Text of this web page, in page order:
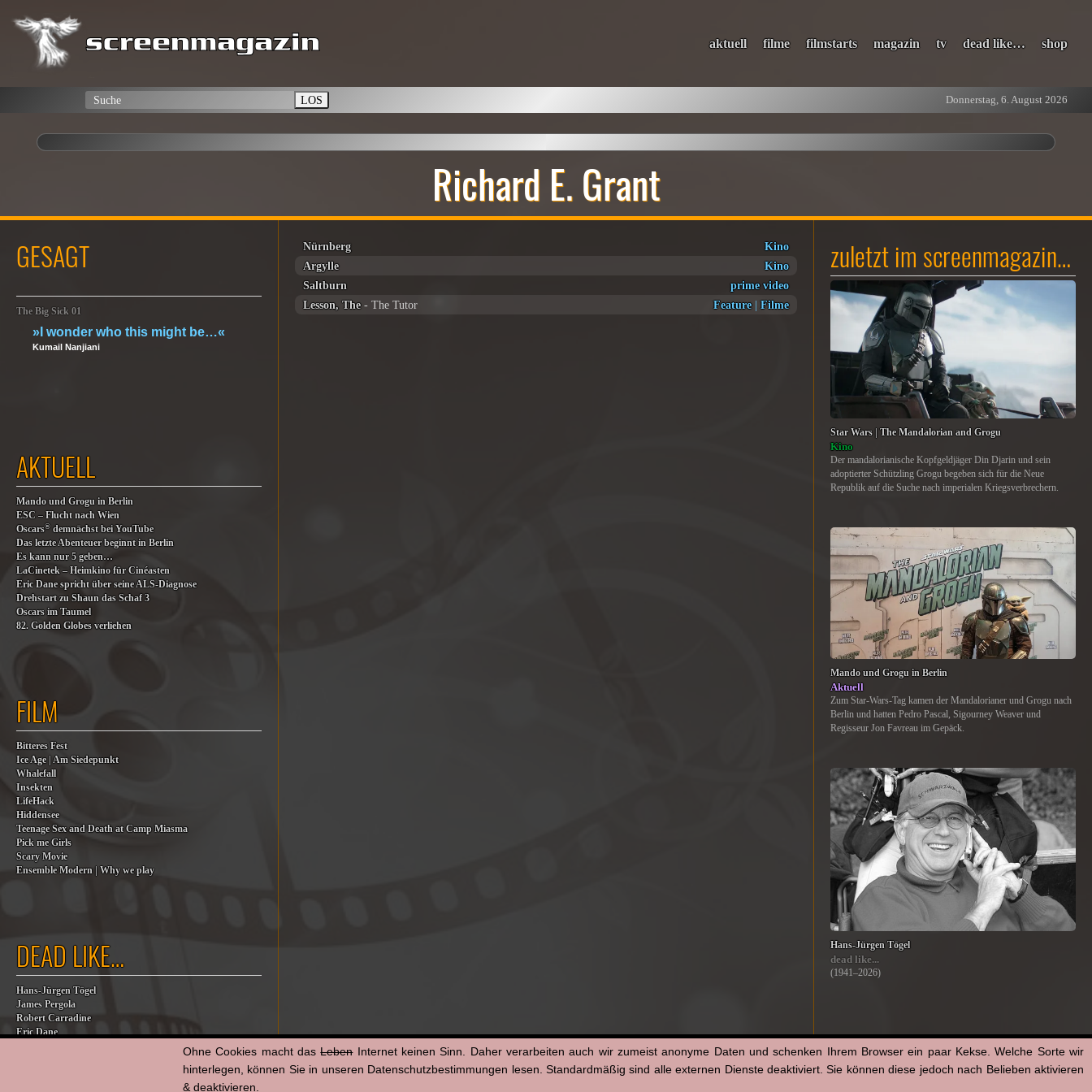
aktuell filme filmstarts magazin tv dead like… shop
LOS Donnerstag, 6. August 2026
Richard E. Grant
Nürnberg
Kino
Argylle
Kino
Saltburn
prime video
Lesson, The- The Tutor Feature| Filme
GESAGT
The Big Sick 01
»I wonder who this might be…«
Kumail Nanjiani
AKTUELL
Mando und Grogu in Berlin
ESC – Flucht nach Wien
Oscars® demnächst bei YouTube
Das letzte Abenteuer beginnt in Berlin
Es kann nur 5 geben…
LaCinetek – Heimkino für Cinéasten
Eric Dane spricht über seine ALS-Diagnose
Drehstart zu Shaun das Schaf 3
Oscars im Taumel
82. Golden Globes verliehen
FILM
Bitteres Fest
Ice Age | Am Siedepunkt
Whalefall
Insekten
LifeHack
Hiddensee
Teenage Sex and Death at Camp Miasma
Pick me Girls
Scary Movie
Ensemble Modern | Why we play
DEAD LIKE…
Hans-Jürgen Tögel
James Pergola
Robert Carradine
Eric Dane
zuletzt im screenmagazin…
Star Wars | The Mandalorian and Grogu
Kino
Der mandalorianische Kopfgeldjäger Din Djarin und sein
adoptierter Schützling Grogu begeben sich für die Neue
Republik auf die Suche nach imperialen Kriegsverbrechern.
Mando und Grogu in Berlin
Aktuell
Zum Star-Wars-Tag kamen der Mandalorianer und Grogu nach
Berlin und hatten Pedro Pascal, Sigourney Weaver und
Regisseur Jon Favreau im Gepäck.
Hans-Jürgen Tögel
dead like...
(1941–2026)
Ohne Cookies macht dasLebenInternet keinen Sinn. Daher verarbeiten auch wir zumeist anonyme Daten und schenken Ihrem Browser ein paar Kekse. Welche Sorte wir
hinterlegen, können Sie in unseren Datenschutzbestimmungen lesen. Standardmäßig sind alle externen Dienste deaktiviert. Sie können diese jedoch nach Belieben aktivieren
& deaktivieren.